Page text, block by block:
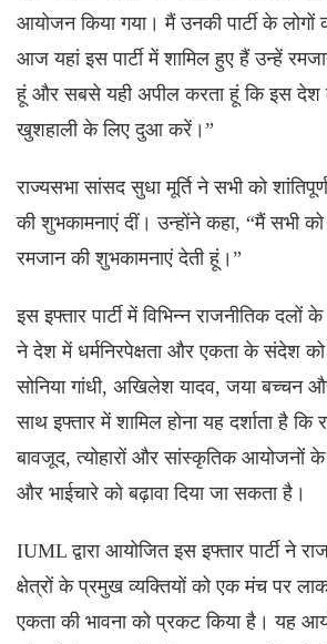
आयोजन किया गया। मैं उनकी पार्टी के
आज यहां इस पार्टी में शामिल हुए हैं उन्हें
हूं और सबसे यही अपील करता हूं कि इस देश
खुशहाली के लिए दुआ करें।”
राज्यसभा सांसद सुधा मूर्ति ने सभी को
की शुभकामनाएं दीं। उन्होंने कहा, “मैं सभी
रमजान की शुभकामनाएं देती हूं।”
इस इफ्तार पार्टी में विभिन्न राजनीतिक दलों
ने देश में धर्मनिरपेक्षता और एकता के संदेश
सोनिया गांधी, अखिलेश यादव, जया बच्चन
साथ इफ्तार में शामिल होना यह दर्शाता है
बावजूद, त्योहारों और सांस्कृतिक आयोजनों
और भाईचारे को बढ़ावा दिया जा सकता है।
IUML द्वारा आयोजित इस इफ्तार पार्टी ने
क्षेत्रों के प्रमुख व्यक्तियों को एक मंच पर
एकता की भावना को प्रकट किया है। यह